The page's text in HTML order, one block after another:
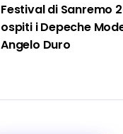
Festival di Sanremo
ospiti i Depeche
Angelo Duro